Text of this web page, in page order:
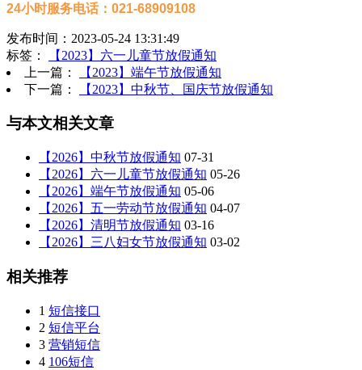
24小时服务电话：021-68909108
发布时间：2023-05-24 13:31:49
标签：
【2023】六一儿童节放假通知
上一篇：
【2023】端午节放假通知
下一篇：
【2023】中秋节、国庆节放假通知
与本文相关文章
【2026】中秋节放假通知 07-31
【2026】六一儿童节放假通知 05-26
【2026】端午节放假通知 05-06
【2026】五一劳动节放假通知 04-07
【2026】清明节放假通知 03-16
【2026】三八妇女节放假通知 03-02
相关推荐
1 短信接口
2 短信平台
3 营销短信
4 106短信